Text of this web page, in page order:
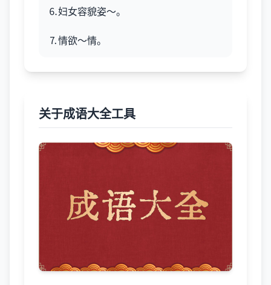
⒍妇女容貌姿～。
⒎情欲～情。
关于成语大全工具